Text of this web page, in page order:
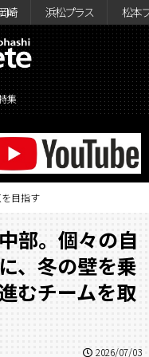
崎 浜松プラス 松本
集
目指す
部。個々の自
、冬の壁を乗
むチームを取
2026/07/03